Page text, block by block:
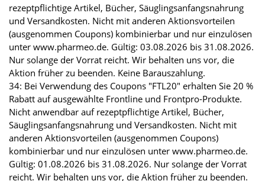
rezeptpflichtige Artikel, Bücher, Säuglingsanfangsnahrung
und Versandkosten. Nicht mit anderen Aktionsvorteilen
(ausgenommen Coupons) kombinierbar und nur einzulösen
unter www.pharmeo.de. Gültig: 03.08.2026 bis 31.08.2026.
Nur solange der Vorrat reicht. Wir behalten uns vor, die
Aktion früher zu beenden. Keine Barauszahlung.
34: Bei Verwendung des Coupons "FTL20" erhalten Sie 20 %
Rabatt auf ausgewählte Frontline und Frontpro-Produkte.
Nicht anwendbar auf rezeptpflichtige Artikel, Bücher,
Säuglingsanfangsnahrung und Versandkosten. Nicht mit
anderen Aktionsvorteilen (ausgenommen Coupons)
kombinierbar und nur einzulösen unter www.pharmeo.de.
Gültig: 01.08.2026 bis 31.08.2026. Nur solange der Vorrat
reicht. Wir behalten uns vor, die Aktion früher zu beenden.